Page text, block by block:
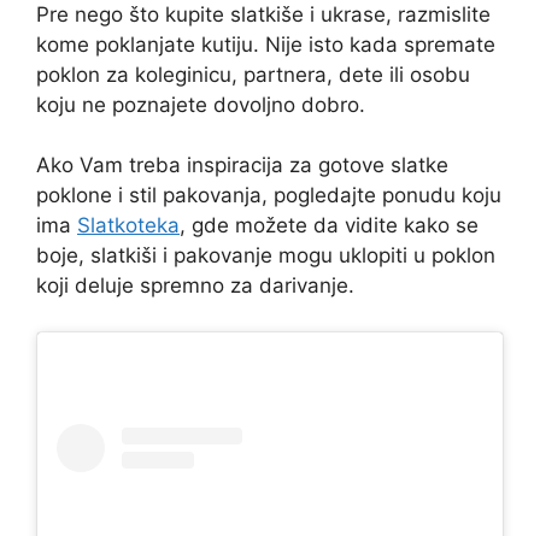
Pre nego što kupite slatkiše i ukrase, razmislite
kome poklanjate kutiju. Nije isto kada spremate
poklon za koleginicu, partnera, dete ili osobu
koju ne poznajete dovoljno dobro.
Ako Vam treba inspiracija za gotove slatke
poklone i stil pakovanja, pogledajte ponudu koju
ima Slatkoteka, gde možete da vidite kako se
boje, slatkiši i pakovanje mogu uklopiti u poklon
koji deluje spremno za darivanje.